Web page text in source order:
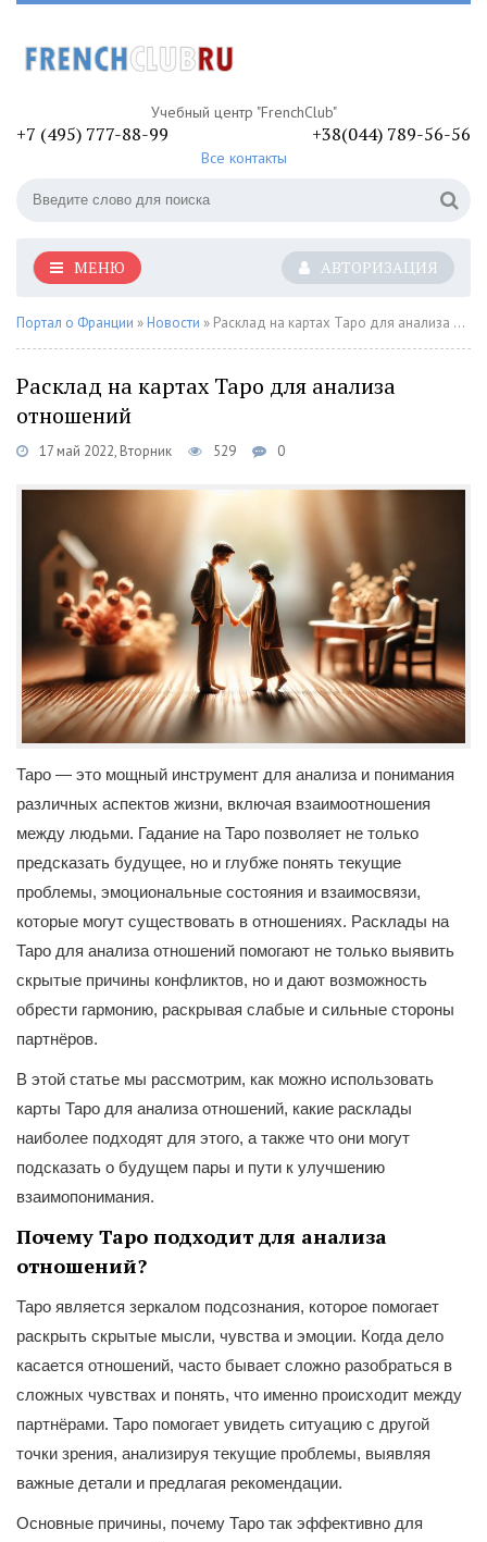
Учебный центр "FrenchClub"
+7 (495) 777-88-99 +38(044) 789-56-56
Все контакты
АВТОРИЗАЦИЯ
МЕНЮ
Портал о Франции » Новости » Расклад на картах Таро для анализа отношений
Расклад на картах Таро для анализа
отношений
17 май 2022, Вторник 529 0
Таро — это мощный инструмент для анализа и понимания
различных аспектов жизни, включая взаимоотношения
между людьми. Гадание на Таро позволяет не только
предсказать будущее, но и глубже понять текущие
проблемы, эмоциональные состояния и взаимосвязи,
которые могут существовать в отношениях. Расклады на
Таро для анализа отношений помогают не только выявить
скрытые причины конфликтов, но и дают возможность
обрести гармонию, раскрывая слабые и сильные стороны
партнёров.
В этой статье мы рассмотрим, как можно использовать
карты Таро для анализа отношений, какие расклады
наиболее подходят для этого, а также что они могут
подсказать о будущем пары и пути к улучшению
взаимопонимания.
Почему Таро подходит для анализа
отношений?
Таро является зеркалом подсознания, которое помогает
раскрыть скрытые мысли, чувства и эмоции. Когда дело
касается отношений, часто бывает сложно разобраться в
сложных чувствах и понять, что именно происходит между
партнёрами. Таро помогает увидеть ситуацию с другой
точки зрения, анализируя текущие проблемы, выявляя
важные детали и предлагая рекомендации.
Основные причины, почему Таро так эффективно для